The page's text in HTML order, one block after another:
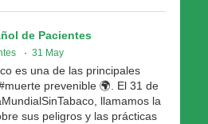
de Pacientes
· 31 May
es una de las principales
prevenible 🌍. El 31 de
llamamos la
sus peligros y las prácticas